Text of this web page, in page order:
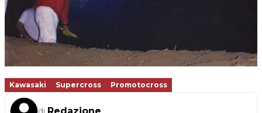
Kawasaki Supercross Promotocross